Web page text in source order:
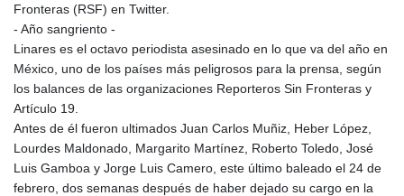
Fronteras (RSF) en Twitter.
- Año sangriento -
Linares es el octavo periodista asesinado en lo que va del año en
México, uno de los países más peligrosos para la prensa, según
los balances de las organizaciones Reporteros Sin Fronteras y
Artículo 19.
Antes de él fueron ultimados Juan Carlos Muñiz, Heber López,
Lourdes Maldonado, Margarito Martínez, Roberto Toledo, José
Luis Gamboa y Jorge Luis Camero, este último baleado el 24 de
febrero, dos semanas después de haber dejado su cargo en la